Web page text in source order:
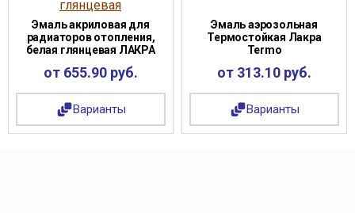
Эмаль акриловая для
радиаторов отопления,
белая глянцевая ЛАКРА
от 655.90 руб.
Варианты
Эмаль аэрозольная
Термостойкая Лакра
Termo
от 313.10 руб.
Варианты